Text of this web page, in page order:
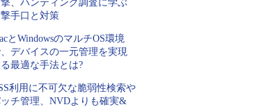
、ハンティング調査に学ぶ
手口と対策
とWindowsのマルチOS環境
デバイスの一元管理を実現
最適な手法とは?
利用に不可欠な脆弱性検索や
チ管理、NVDよりも確実&